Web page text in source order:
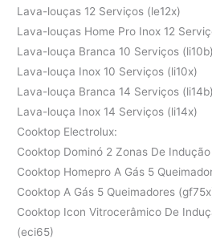
Lava-louças 12 Serviços (le12x)
Lava-louças Home Pro Inox 12
Lava-louça Branca 10 Serviços (li10b)
Lava-louça Inox 10 Serviços (li10x)
Lava-louça Branca 14 Serviços (li14b)
Lava-louça Inox 14 Serviços (li14x)
Cooktop Electrolux:
Cooktop Dominó 2 Zonas De
Cooktop Homepro A Gás 5
Cooktop A Gás 5 Queimadores
Cooktop Icon Vitrocerâmico De
(eci65)